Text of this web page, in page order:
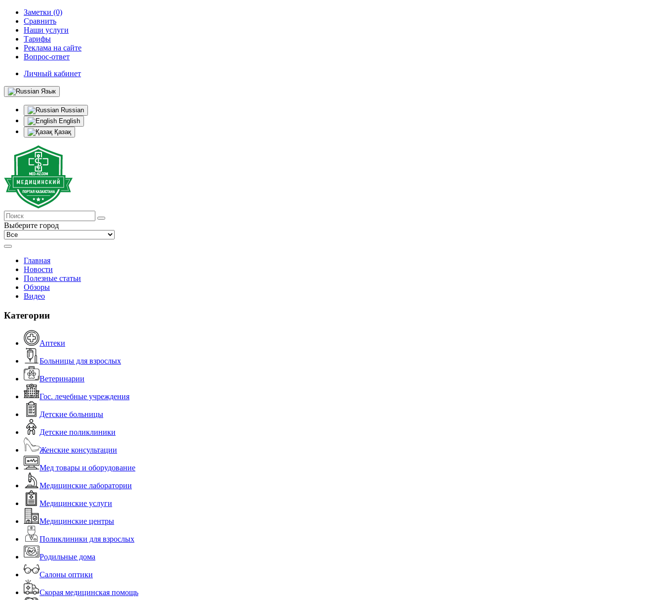
Заметки (0)
Сравнить
Наши услуги
Тарифы
Реклама на сайте
Вопрос-ответ
Личный кабинет
Язык
Russian
English
Қазақ
Выберите город
Главная
Новости
Полезные статьи
Обзоры
Видео
Категории
Аптеки
Больницы для взрослых
Ветеринарии
Гос. лечебные учреждения
Детские больницы
Детские поликлиники
Женские консультации
Мед товары и оборудование
Медицинские лаборатории
Медицинские услуги
Медицинские центры
Поликлиники для взрослых
Родильные дома
Салоны оптики
Скорая медицинская помощь